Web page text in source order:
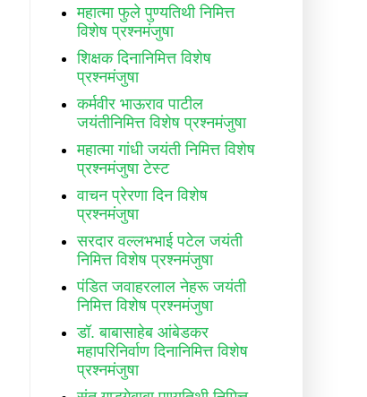
महात्मा फुले पुण्यतिथी निमित्त
विशेष प्रश्नमंजुषा
शिक्षक दिनानिमित्त विशेष
प्रश्नमंजुषा
कर्मवीर भाऊराव पाटील
जयंतीनिमित्त विशेष प्रश्नमंजुषा
महात्मा गांधी जयंती निमित्त विशेष
प्रश्नमंजुषा टेस्ट
वाचन प्रेरणा दिन विशेष
प्रश्नमंजुषा
सरदार वल्लभभाई पटेल जयंती
निमित्त विशेष प्रश्नमंजुषा
पंडित जवाहरलाल नेहरू जयंती
निमित्त विशेष प्रश्नमंजुषा
डॉ. बाबासाहेब आंबेडकर
महापरिनिर्वाण दिनानिमित्त विशेष
प्रश्नमंजुषा